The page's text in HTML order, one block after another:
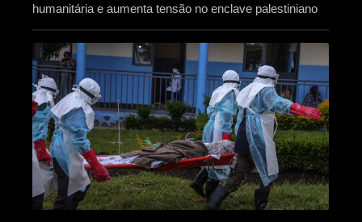
humanitária e aumenta tensão no enclave palestiniano